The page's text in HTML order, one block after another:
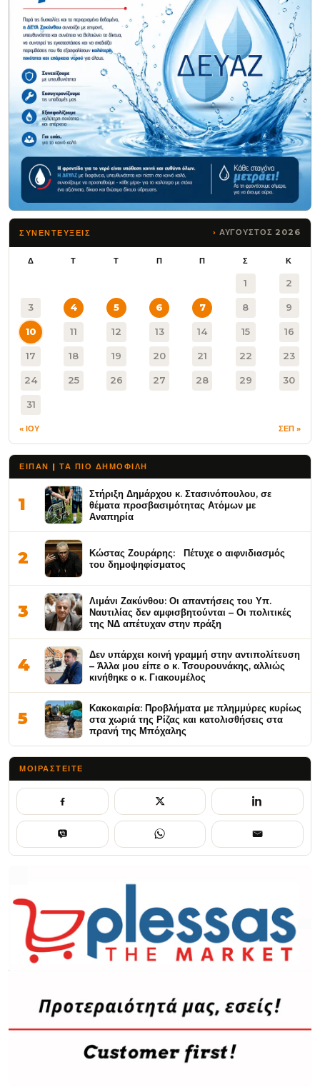
ΣΥΝΕΝΤΕΥΞΕΙΣ ΑΥΓΟΥΣΤΟΣ 2026
Δ Τ Τ Π Π Σ Κ
1 2
3 4 5 6 7 8 9
10 11 12 13 14 15 16
17 18 19 20 21 22 23
24 25 26 27 28 29 30
31
« ΙΟΥ ΣΕΠ »
ΕΙΠΑΝ | ΤΑ ΠΙΟ ΔΗΜΟΦΙΛΉ
1
Στήριξη Δημάρχου κ. Στασινόπουλου, σε
θέματα προσβασιμότητας Ατόμων με
Αναπηρία
2
Κώστας Ζουράρης: Πέτυχε ο αιφνιδιασμός
του δημοψηφίσματος
3
Λιμάνι Ζακύνθου: Οι απαντήσεις του Υπ.
Ναυτιλίας δεν αμφισβητούνται – Οι πολιτικές
της ΝΔ απέτυχαν στην πράξη
4
Δεν υπάρχει κοινή γραμμή στην αντιπολίτευση
– Άλλα μου είπε ο κ. Τσουρουνάκης, αλλιώς
κινήθηκε ο κ. Γιακουμέλος
5
Κακοκαιρία: Προβλήματα με πλημμύρες κυρίως
στα χωριά της Ρίζας και κατολισθήσεις στα
πρανή της Μπόχαλης
ΜΟΙΡΑΣΤΕΊΤΕ